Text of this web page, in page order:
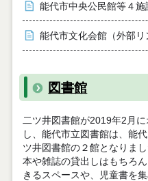
能代市中央公民館等４
能代市文化会館（外部リ
図書館
二ツ井図書館が2019年2月に
し、能代市立図書館は、能
ツ井図書館の２館となりまし
本や雑誌の貸出しはもちろ
きるスペースや、児童書を